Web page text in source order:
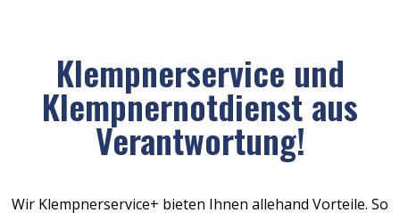
Klempnerservice und
Klempnernotdienst aus
Verantwortung!
Wir Klempnerservice+ bieten Ihnen allehand Vorteile. So